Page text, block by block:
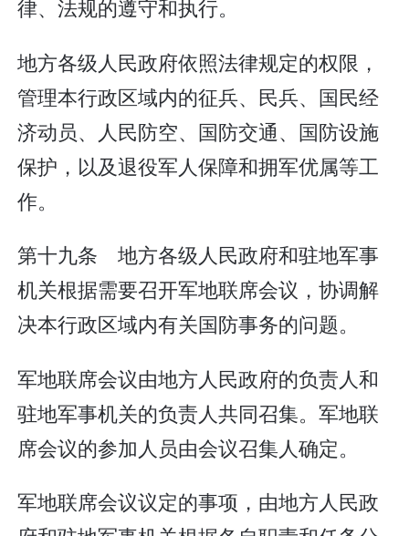
律、法规的遵守和执行。
地方各级人民政府依照法律规定的权限，
管理本行政区域内的征兵、民兵、国民经
济动员、人民防空、国防交通、国防设施
保护，以及退役军人保障和拥军优属等工
作。
第十九条 地方各级人民政府和驻地军事
机关根据需要召开军地联席会议，协调解
决本行政区域内有关国防事务的问题。
军地联席会议由地方人民政府的负责人和
驻地军事机关的负责人共同召集。军地联
席会议的参加人员由会议召集人确定。
军地联席会议议定的事项，由地方人民政